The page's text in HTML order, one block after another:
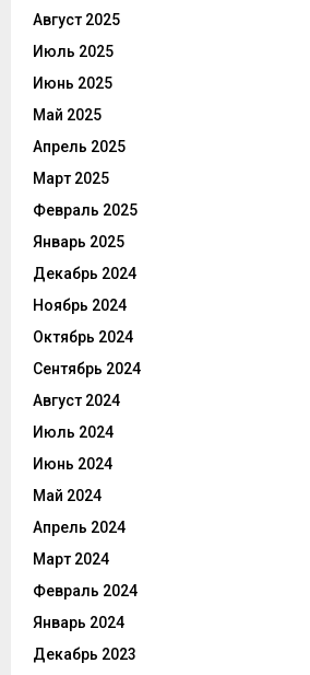
Август 2025
Июль 2025
Июнь 2025
Май 2025
Апрель 2025
Март 2025
Февраль 2025
Январь 2025
Декабрь 2024
Ноябрь 2024
Октябрь 2024
Сентябрь 2024
Август 2024
Июль 2024
Июнь 2024
Май 2024
Апрель 2024
Март 2024
Февраль 2024
Январь 2024
Декабрь 2023